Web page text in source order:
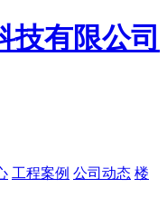
工程案例 公司动态 楼